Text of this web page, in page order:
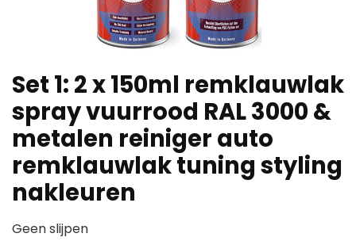
Set 1: 2 x 150ml remklauwlak
spray vuurrood RAL 3000 &
metalen reiniger auto
remklauwlak tuning styling
nakleuren
Geen slijpen